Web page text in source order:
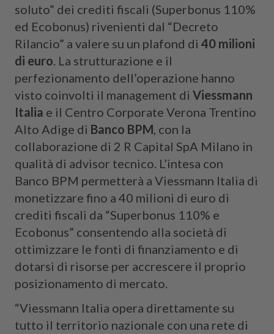
soluto” dei crediti fiscali (Superbonus 110%
ed Ecobonus) rivenienti dal “Decreto
Rilancio” a valere su un plafond di 40 milioni
di euro. La strutturazione e il
perfezionamento dell’operazione hanno
visto coinvolti il management di Viessmann
Italia e il Centro Corporate Verona Trentino
Alto Adige di Banco BPM, con la
collaborazione di 2 R Capital SpA Milano in
qualità di advisor tecnico. L’intesa con
Banco BPM permetterà a Viessmann Italia di
monetizzare fino a 40 milioni di euro di
crediti fiscali da “Superbonus 110% e
Ecobonus” consentendo alla società di
ottimizzare le fonti di finanziamento e di
dotarsi di risorse per accrescere il proprio
posizionamento di mercato.
“Viessmann Italia opera direttamente su
tutto il territorio nazionale con una rete di